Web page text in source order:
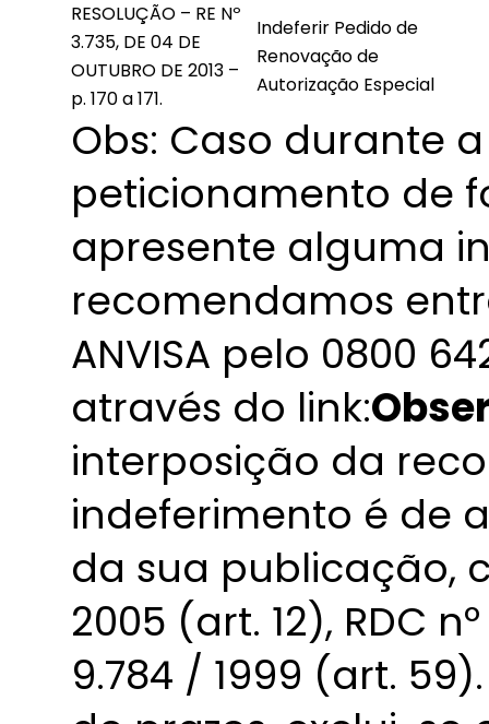
RESOLUÇÃO – RE Nº
3.735, DE 04 DE
OUTUBRO DE 2013 –
p. 170 a 171.
Indeferir Pedido de
Renovação de
Autorização Especial
Obs: Caso durante
peticionamento de
apresente alguma
recomendamos
ANVISA pelo 0800
através do link:
interposição da
indeferimento é de
da sua publicação,
2005 (art. 12), RDC
9.784 / 1999 (art.